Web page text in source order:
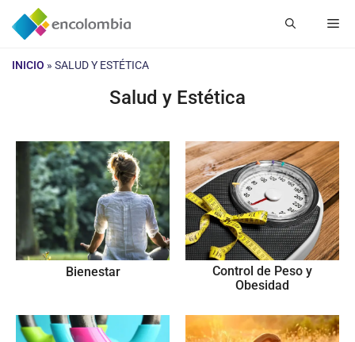
Saltar
INICIO » SALUD Y ESTÉTICA
Salud y Estética
Bienestar
Control de Peso y
Obesidad